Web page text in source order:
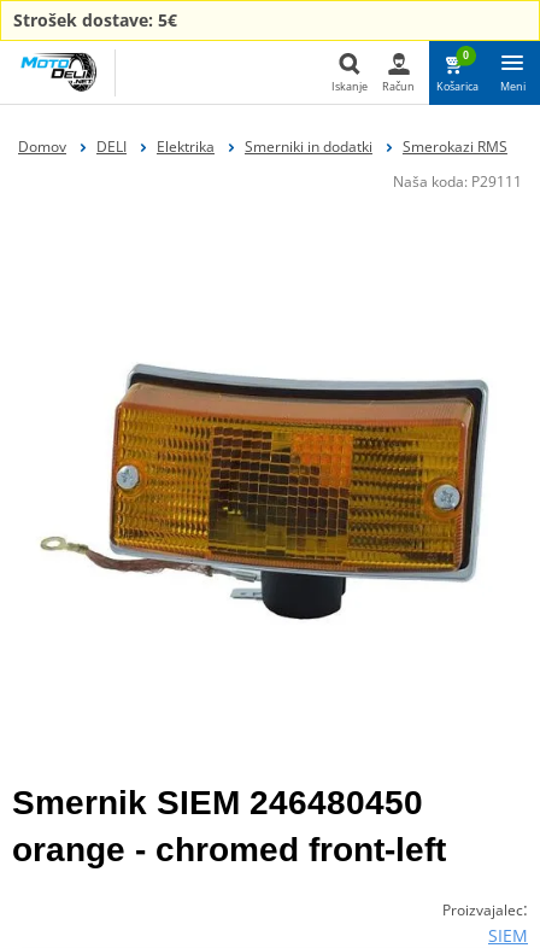
Strošek dostave: 5€
Iskanje
Iskanje Račun
0
Košarica Meni
Domov DELI Elektrika Smerniki in dodatki
Smerokazi RMS
Naša koda: P29111
Smernik SIEM 246480450
orange - chromed front-left
Proizvajalec:
SIEM